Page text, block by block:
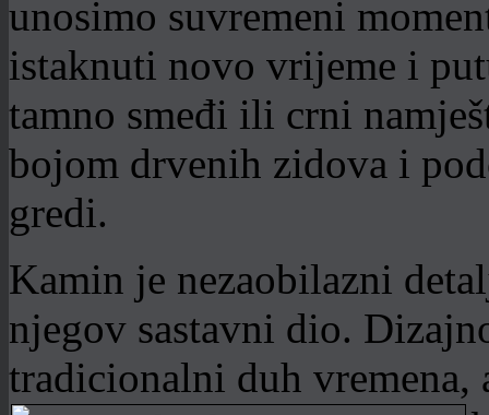
unosimo suvremeni
istaknuti novo vrijeme i
tamno smeđi ili crni
bojom drvenih zidova i
gredi.
Kamin je nezaobilazni
njegov sastavni dio.
tradicionalni duh vremena,